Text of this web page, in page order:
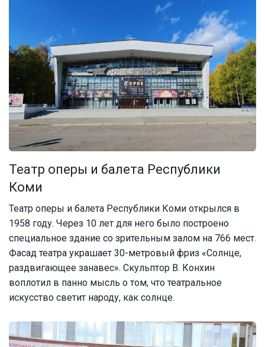
Театр оперы и балета Республики
Коми
Театр оперы и балета Республики Коми открылся в
1958 году. Через 10 лет для него было построено
специальное здание со зрительным залом на 766 мест.
Фасад театра украшает 30-метровый фриз «Солнце,
раздвигающее занавес». Скульптор В. Конхин
воплотил в панно мысль о том, что театральное
искусство светит народу, как солнце.